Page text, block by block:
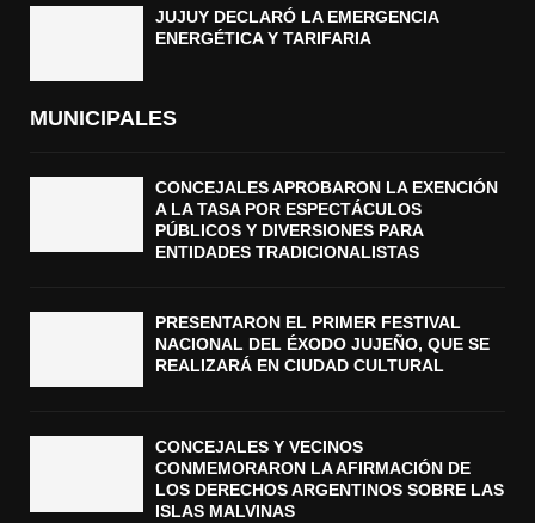
JUJUY DECLARÓ LA EMERGENCIA
ENERGÉTICA Y TARIFARIA
MUNICIPALES
CONCEJALES APROBARON LA EXENCIÓN
A LA TASA POR ESPECTÁCULOS
PÚBLICOS Y DIVERSIONES PARA
ENTIDADES TRADICIONALISTAS
PRESENTARON EL PRIMER FESTIVAL
NACIONAL DEL ÉXODO JUJEÑO, QUE SE
REALIZARÁ EN CIUDAD CULTURAL
CONCEJALES Y VECINOS
CONMEMORARON LA AFIRMACIÓN DE
LOS DERECHOS ARGENTINOS SOBRE LAS
ISLAS MALVINAS